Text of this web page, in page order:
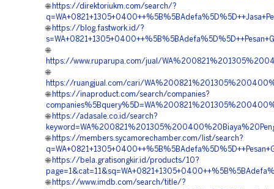
🌐 https://direktoriukm.com/search/?
🌐 https://blog.fastwork.id/?
🌐
https://www.ruparupa.com/jual/
🌐
https://ruangjual.com/cari/
🌐 https://inaproduct.com/search/companies?
🌐 https://adasale.co.id/search?
🌐 https://members.sycamorechamber.com/list/search?
🌐 https://bela.gratisongkir.id/products/10?
🌐 https://www.imdb.com/search/title/?